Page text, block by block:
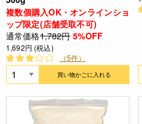
複数個購入OK・オンラインショ
ップ限定(店舗受取不可)
通常価格1,782円 5%OFF
1,692円 (税込)
（5件）
買い物かごに入れる